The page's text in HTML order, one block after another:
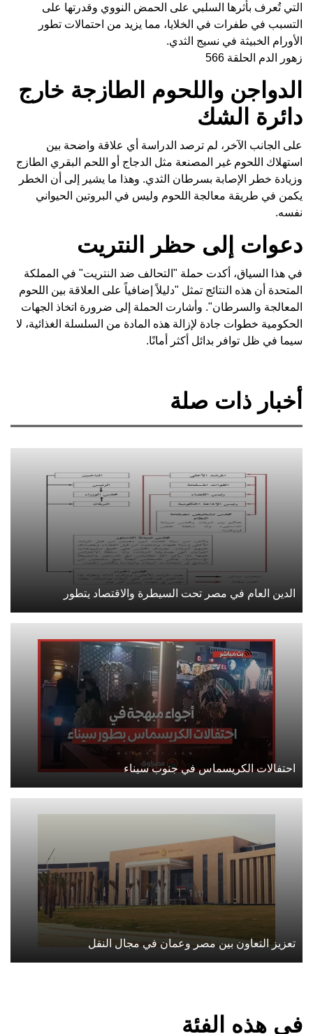
التي تُعرف بأثرها السلبي على الحمض النووي وقدرتها على
التسبب في طفرات في الخلايا، مما يزيد من احتمالات تطور
الأورام الخبيثة في نسيج الثدي.
زهور الدم الحلقة 566
الدواجن واللحوم الطازجة خارج
دائرة الشك
على الجانب الآخر، لم ترصد الدراسة أي علاقة واضحة بين
استهلاك اللحوم غير المصنعة مثل الدجاج أو اللحم البقري الطازج
وزيادة خطر الإصابة بسرطان الثدي. وهذا ما يشير إلى أن الخطر
يكمن في طريقة معالجة اللحوم وليس في البروتين الحيواني
نفسه.
دعوات إلى حظر النتريت
في هذا السياق، أكدت حملة "التحالف ضد النتريت" في المملكة
المتحدة أن هذه النتائج تمثل "دليلاً إضافياً على العلاقة بين اللحوم
المعالجة والسرطان". وأشارت الحملة إلى ضرورة اتخاذ الجهات
الحكومية خطوات جادة لإزالة هذه المادة من السلسلة الغذائية، لا
سيما في ظل توافر بدائل أكثر أمانًا.
أخبار ذات صلة
الدين العام في مصر تحت السيطرة والاقتصاد يتطور
احتفالات الكريسماس في جنوب سيناء
تعزيز التعاون بين مصر وعمان في مجال النقل
في هذه الفئة